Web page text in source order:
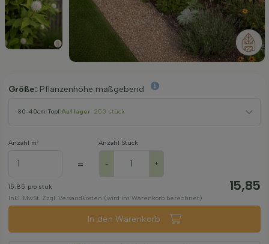
Größe: Pflanzenhöhe maßgebend
30-40cm Topf Auf lager: 250 stück
Anzahl m²
=
Anzahl Stück
- +
15,85 pro stuk 15,85
Inkl. MwSt. Zzgl. Versandkosten (wird im Warenkorb berechnet)
In den Warenkorb